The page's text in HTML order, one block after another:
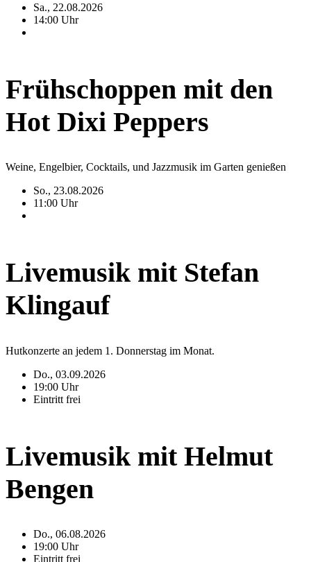
Sa., 22.08.2026
14:00 Uhr
Frühschoppen mit den
Hot Dixi Peppers
Weine, Engelbier, Cocktails, und Jazzmusik im Garten genießen
So., 23.08.2026
11:00 Uhr
Livemusik mit Stefan
Klingauf
Hutkonzerte an jedem 1. Donnerstag im Monat.
Do., 03.09.2026
19:00 Uhr
Eintritt frei
Livemusik mit Helmut
Bengen
Do., 06.08.2026
19:00 Uhr
Eintritt frei